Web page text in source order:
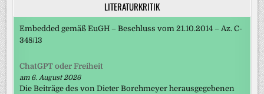
LITERATURKRITIK
Embedded gemäß EuGH – Beschluss vom 21.10.2014 – Az. C-
348/13
ChatGPT oder Freiheit
am 6. August 2026
Die Beiträge des von Dieter Borchmeyer herausgegebenen